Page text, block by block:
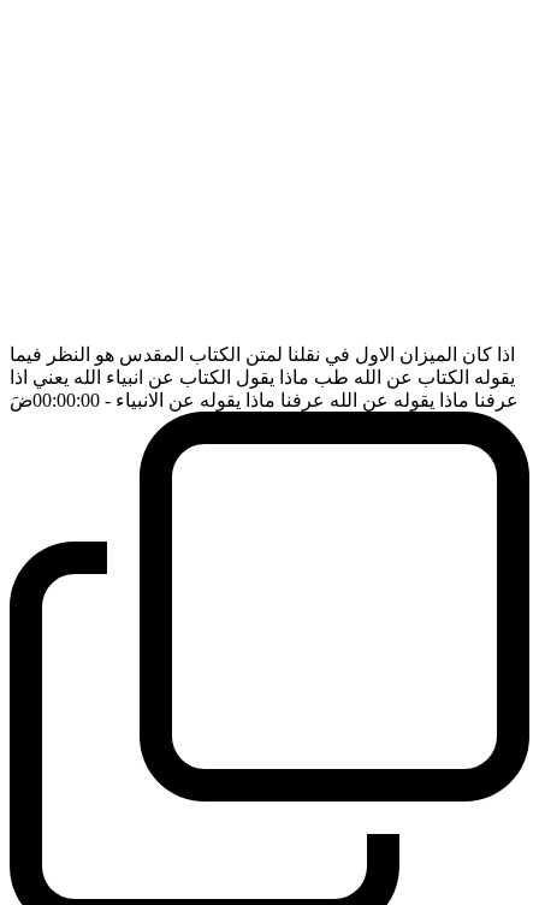
اذا كان الميزان الاول في نقلنا لمتن الكتاب المقدس هو النظر فيما
يقوله الكتاب عن الله طب ماذا يقول الكتاب عن انبياء الله يعني اذا
عرفنا ماذا يقوله عن الله عرفنا ماذا يقوله عن الانبياء - 00:00:00 ضَ